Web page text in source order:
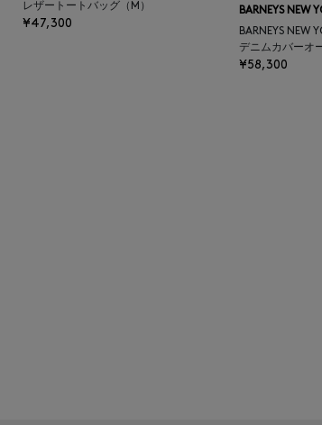
レザートートバッグ（M）
¥47,300
BARNEYS NEW
BARNEYS NEW
デニムカバーオ
¥58,300